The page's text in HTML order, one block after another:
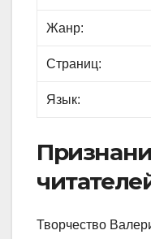
Жанр:
Страниц:
Язык:
Творчество